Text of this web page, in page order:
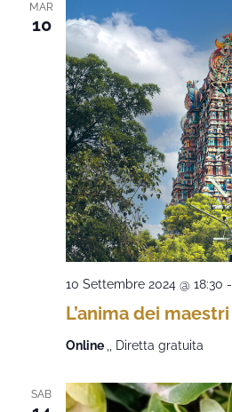
MAR
10
L’anima dei maestri
10 Settembre 2024 @ 18:30 -
Online ,, Diretta gratuita
SAB